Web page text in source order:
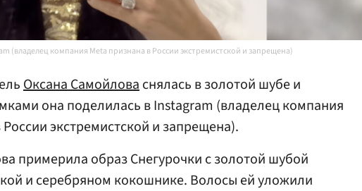
(владелец компания Meta признана в России экстремистской и запрещена)
Оксана Самойловаснялась в золотой шубе и
она поделилась в Instagram (владелец компания
экстремистской и запрещена).
примерила образ Снегурочки с золотой шубой
и серебряном кокошнике. Волосы ей уложили